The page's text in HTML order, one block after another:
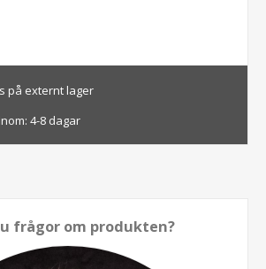
på externt lager
4-8 dagar
frågor om produkten?